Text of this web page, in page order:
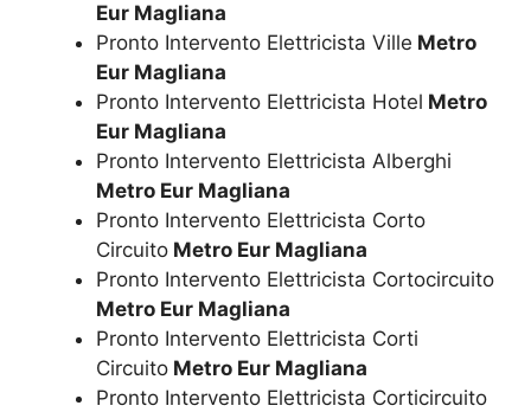
Eur Magliana
Pronto Intervento Elettricista Ville Metro
Eur Magliana
Pronto Intervento Elettricista Hotel Metro
Eur Magliana
Pronto Intervento Elettricista Alberghi
Metro Eur Magliana
Pronto Intervento Elettricista Corto
Circuito Metro Eur Magliana
Pronto Intervento Elettricista Cortocircuito
Metro Eur Magliana
Pronto Intervento Elettricista Corti
Circuito Metro Eur Magliana
Pronto Intervento Elettricista Corticircuito